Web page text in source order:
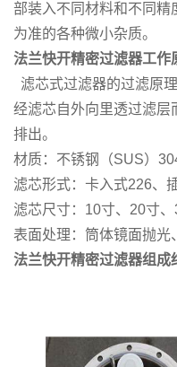
部装入不同材料和不同精
为准的各种微小杂质。
法兰快开精密过滤器工作
滤芯式过滤器的过滤原
经滤芯自外向里透过滤层
排出。
材质：不锈钢（SUS）
滤芯形式：卡入式226、
滤芯尺寸：10寸、20寸
表面处理：筒体镜面抛光
法兰快开精密过滤器组成